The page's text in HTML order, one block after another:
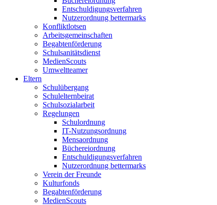
Entschuldigungsverfahren
Nutzerordnung bettermarks
Konfliktlotsen
Arbeitsgemeinschaften
Begabtenförderung
Schulsanitätsdienst
MedienScouts
Umweltteamer
Eltern
Schulübergang
Schulelternbeirat
Schulsozialarbeit
Regelungen
Schulordnung
IT-Nutzungsordnung
Mensaordnung
Büchereiordnung
Entschuldigungsverfahren
Nutzerordnung bettermarks
Verein der Freunde
Kulturfonds
Begabtenförderung
MedienScouts